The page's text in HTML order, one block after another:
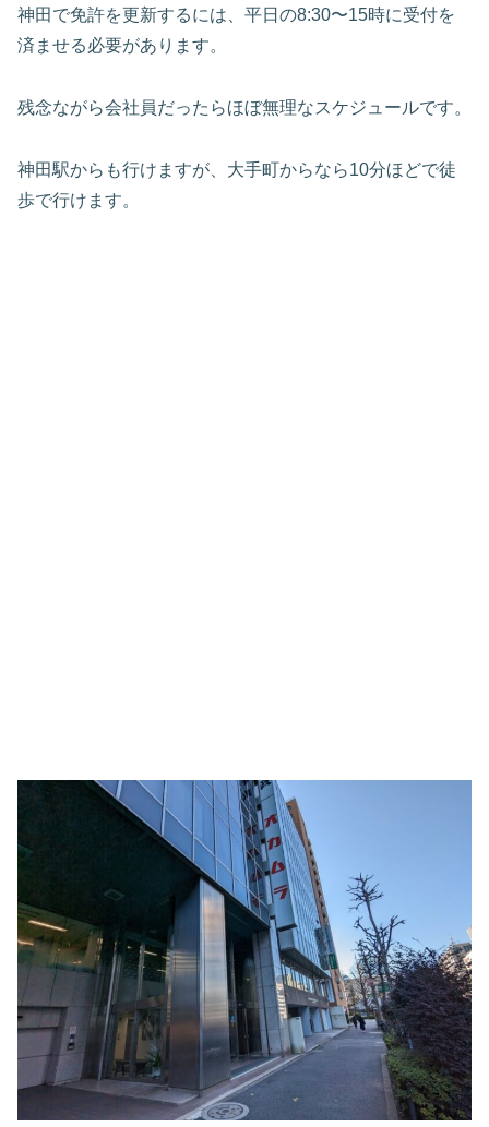
神田で免許を更新するには、平日の8:30〜15時に受付を
済ませる必要があります。
残念ながら会社員だったらほぼ無理なスケジュールです。
神田駅からも行けますが、大手町からなら10分ほどで徒
歩で行けます。